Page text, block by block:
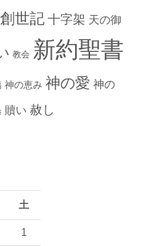
創世記 十字架 天の御
教会 新約聖書
神の恵み 神の愛 神の
贖い 赦し
土
1